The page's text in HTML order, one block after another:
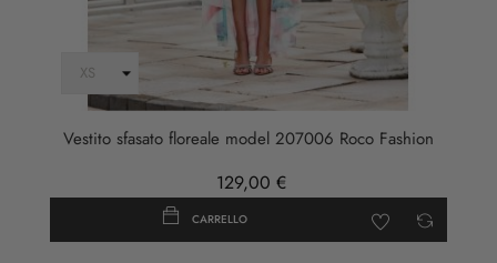
Vestito sfasato floreale model 207006 Roco Fashion
129,00 €
CARRELLO